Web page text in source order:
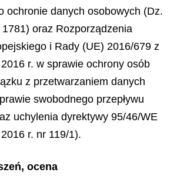
ochronie danych osobowych (Dz.
oraz Rozporządzenia
i Rady (UE) 2016/679 z
r. w sprawie ochrony osób
z przetwarzaniem danych
swobodnego przepływu
uchylenia dyrektywy 95/46/WE
r. nr 119/1).
ocena